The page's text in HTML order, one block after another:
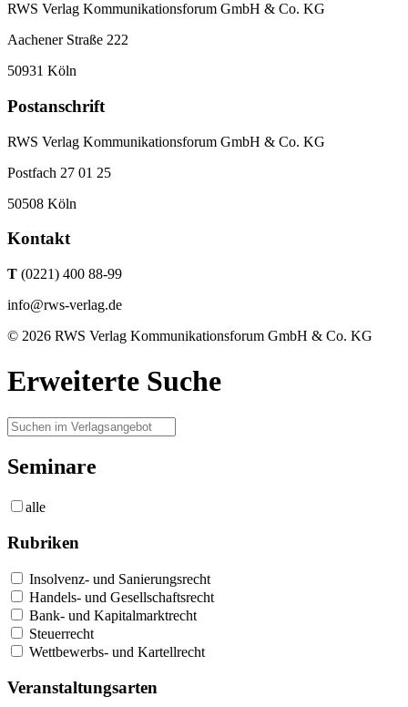
RWS Verlag Kommunikationsforum GmbH & Co. KG
Aachener Straße 222
50931 Köln
Postanschrift
RWS Verlag Kommunikationsforum GmbH & Co. KG
Postfach 27 01 25
50508 Köln
Kontakt
T (0221) 400 88-99
info@rws-verlag.de
© 2026 RWS Verlag Kommunikationsforum GmbH & Co. KG
Erweiterte Suche
Seminare
alle
Rubriken
Insolvenz- und Sanierungsrecht
Handels- und Gesellschaftsrecht
Bank- und Kapitalmarktrecht
Steuerrecht
Wettbewerbs- und Kartellrecht
Veranstaltungsarten